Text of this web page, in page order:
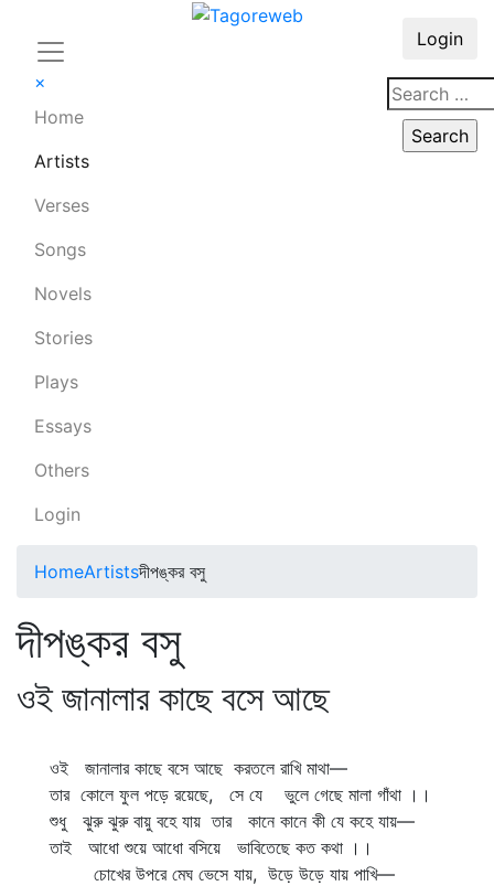
×
Home
Artists
Verses
Songs
Novels
Stories
Plays
Essays
Others
Login
Login
HomeArtistsদীপঙ্কর বসু
দীপঙ্কর বসু
ওই জানালার কাছে বসে আছে
ওই জানালার কাছে বসে আছে করতলে রাখি মাথা—
তার কোলে ফুল পড়ে রয়েছে, সে যে ভুলে গেছে মালা গাঁথা ।।
শুধু ঝুরু ঝুরু বায়ু বহে যায় তার কানে কানে কী যে কহে যায়—
তাই আধো শুয়ে আধো বসিয়ে ভাবিতেছে কত কথা ।।
চোখের উপরে মেঘ ভেসে যায়, উড়ে উড়ে যায় পাখি—